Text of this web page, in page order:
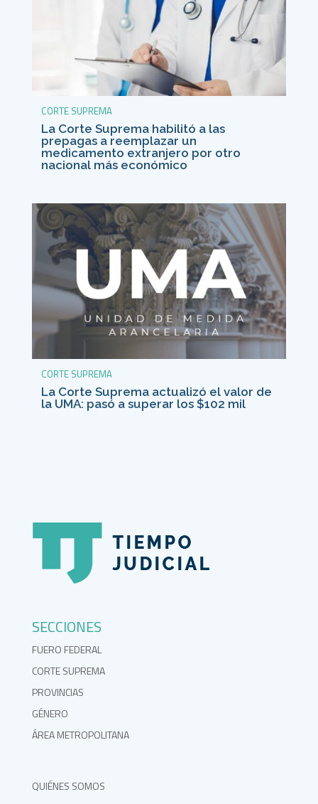
CORTE SUPREMA
La Corte Suprema habilitó a las
prepagas a reemplazar un
medicamento extranjero por otro
nacional más económico
CORTE SUPREMA
La Corte Suprema actualizó el valor de
la UMA: pasó a superar los $102 mil
SECCIONES
FUERO FEDERAL
CORTE SUPREMA
PROVINCIAS
GÉNERO
ÁREA METROPOLITANA
QUIÉNES SOMOS